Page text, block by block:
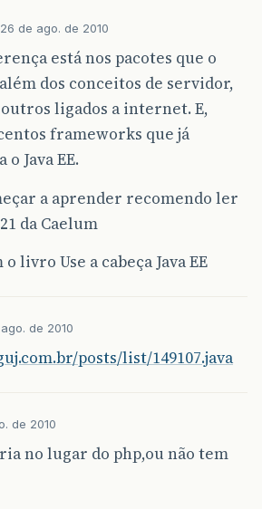
26 de ago. de 2010
está nos pacotes que o
além dos conceitos de servidor,
ligados a internet. E,
frameworks que já
Java EE.
a aprender recomendo ler
da Caelum
livro Use a cabeça Java EE
de 2010
posts/list/149107.java
de 2010
no lugar do php,ou não tem